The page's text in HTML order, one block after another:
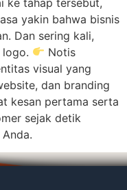
yakin bahwa bisnis
Dan sering kali,
logo.
Notis
visual yang
dan branding
kesan pertama serta
sejak detik